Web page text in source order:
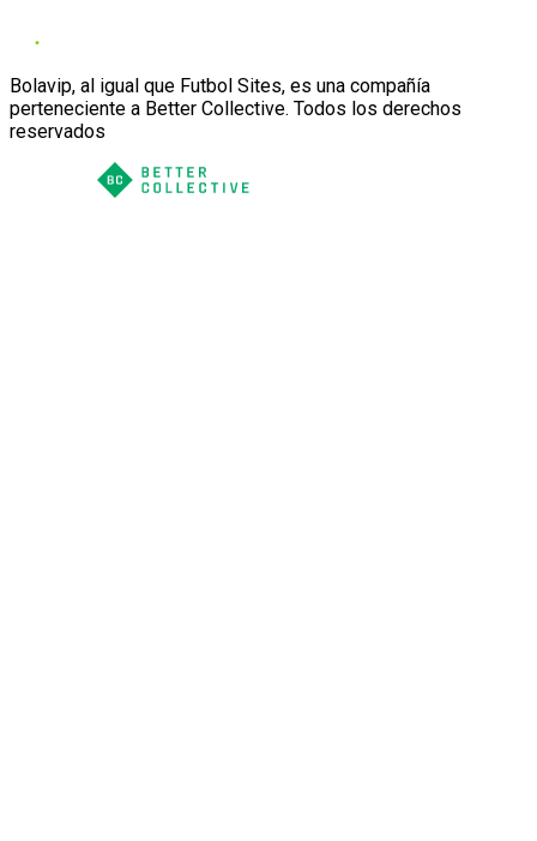
Bolavip, al igual que Futbol Sites, es una compañía
perteneciente a Better Collective. Todos los derechos
reservados